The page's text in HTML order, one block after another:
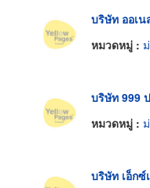
บริษัท ออเ
หมวดหมู่ :
บริษัท 999
หมวดหมู่ :
บริษัท เอ็กซ์